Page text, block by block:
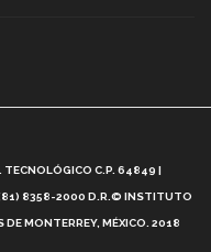
Tec? (video)
TECNOLÓGICO C.P. 64849 |
(81) 8358-2000 D.R.© INSTITUTO
MONTERREY, MÉXICO. 2018